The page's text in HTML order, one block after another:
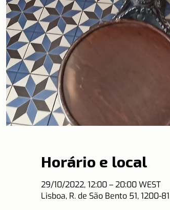
Horário e local
29/10/2022, 12:00 – 20:00 WEST
Lisboa, R. de São Bento 51, 1200-